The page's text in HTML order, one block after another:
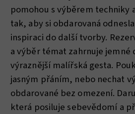
pomohou s výběrem techniky
tak, aby si obdarovaná
inspiraci do další tvorby.
a výběr témat zahrnuje
výraznější malířská gesta.
jasným přáním, nebo nechat
obdarované bez omezení.
která posiluje sebevědomí a